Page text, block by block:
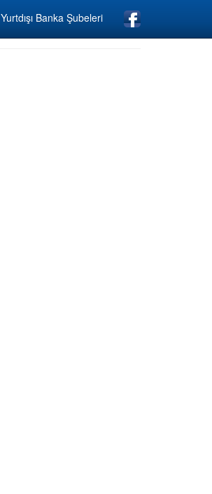
Yurtdışı Banka Şubeleri